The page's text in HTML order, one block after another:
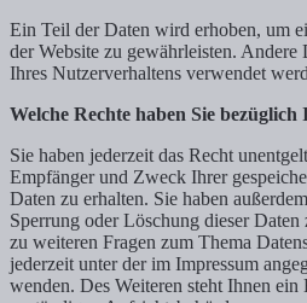
Ein Teil der Daten wird erhoben, um
der Website zu gewährleisten.
Ihres Nutzerverhaltens verwendet
Welche Rechte haben Sie
Sie haben jederzeit das Recht
Empfänger und Zweck Ihrer
Daten zu erhalten. Sie haben
Sperrung oder Löschung dieser
zu weiteren Fragen zum Thema
jederzeit unter der im Impressum
wenden. Des Weiteren steht Ihnen ein